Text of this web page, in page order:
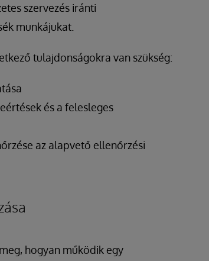
szervezés iránti
munkájukat.
tulajdonságokra van szükség:
és a felesleges
az alapvető ellenőrzési
hogyan működik egy